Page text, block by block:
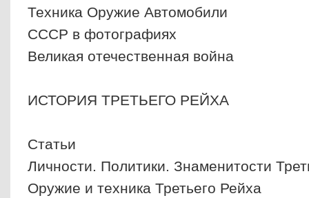
Техника Оружие Автомобили
СССР в фотографиях
Великая отечественная война
ИСТОРИЯ ТРЕТЬЕГО РЕЙХА
Статьи
Личности. Политики. Знаменитости
Оружие и техника Третьего Рейха